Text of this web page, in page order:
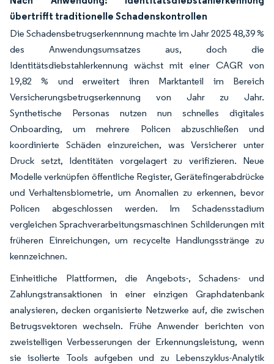
übertrifft traditionelle Schadenskontrollen
Die Schadensbetrugserkennnung machte im Jahr 2025 48,39 %
des Anwendungsumsatzes aus, doch die
Identitätsdiebstahlerkennung wächst mit einer CAGR von
19,82 % und erweitert ihren Marktanteil im Bereich
Versicherungsbetrugserkennung von Jahr zu Jahr.
Synthetische Personas nutzen nun schnelles digitales
Onboarding, um mehrere Policen abzuschließen und
koordinierte Schäden einzureichen, was Versicherer unter
Druck setzt, Identitäten vorgelagert zu verifizieren. Neue
Modelle verknüpfen öffentliche Register, Gerätefingerabdrücke
und Verhaltensbiometrie, um Anomalien zu erkennen, bevor
Policen abgeschlossen werden. Im Schadensstadium
vergleichen Sprachverarbeitungsmaschinen Schilderungen mit
früheren Einreichungen, um recycelte Handlungsstränge zu
kennzeichnen.
Einheitliche Plattformen, die Angebots-, Schadens- und
Zahlungstransaktionen in einer einzigen Graphdatenbank
analysieren, decken organisierte Netzwerke auf, die zwischen
Betrugsvektoren wechseln. Frühe Anwender berichten von
zweistelligen Verbesserungen der Erkennungsleistung, wenn
sie isolierte Tools aufgeben und zu Lebenszyklus-Analytik